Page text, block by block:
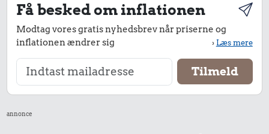
Få besked om inflationen
Modtag vores gratis nyhedsbrev når priserne og
inflationen ændrer sig
›Læs mere
annonce